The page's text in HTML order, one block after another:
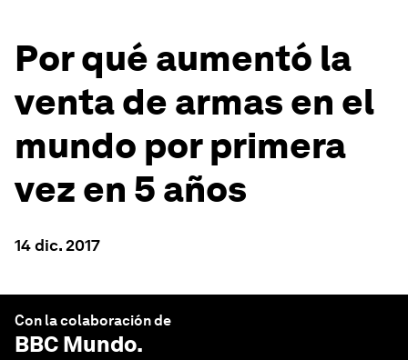
Por qué aumentó la
venta de armas en el
mundo por primera
vez en 5 años
14 dic. 2017
Con la colaboración de
BBC Mundo.